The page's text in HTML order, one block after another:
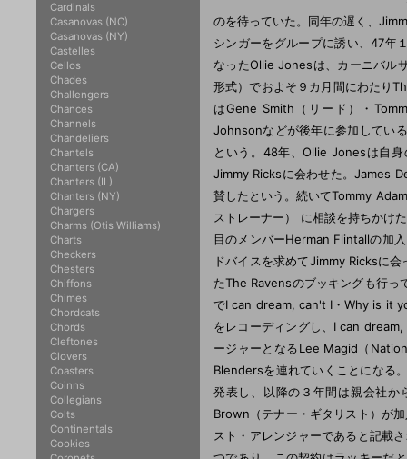
のを待っていた。同年の遅く、
シンガーをグループに誘い、47年
なったOllie Jonesは、カーニバル
形式）でおよそ９カ月間にわたり
はGene Smith（リード）・
Johnsonなどが後年に参加してい
という。48年、Ollie Jonesは自
Jimmy Ricksに会わせた。James
賛したという。続いてTommy
ストレーナー） に相談を持ちかけ
目のメンバーHerman Flintallの加
ドバイスを求めてJimmy Ricksに
たThe Ravensのブッキングも行
でI can dream, can't I・Why is it
をレコーディングし、I can
ージャーとなるLee Magid（
Blendersを連れていくことになる
発表し、以降の３年間は親会社か
Brown（テナー・ギタリスト）が
スト・アレンジャーであると記載
Cardinals
Casanovas (NC)
Casanovas (NY)
Castelles
Cellos
Chades
Challengers
Chances
Channels
Chandeliers
Chantels
Chanters (CA)
Chanters (IL)
Chanters (NY)
Chargers
Charms (Otis Williams)
Charts
Checkers
Chesters
Chiffons
Chimes
Chordcats
Chords
Cleftones
Clovers
Coasters
Coinns
Collegians
Colts
Continentals
Cookies